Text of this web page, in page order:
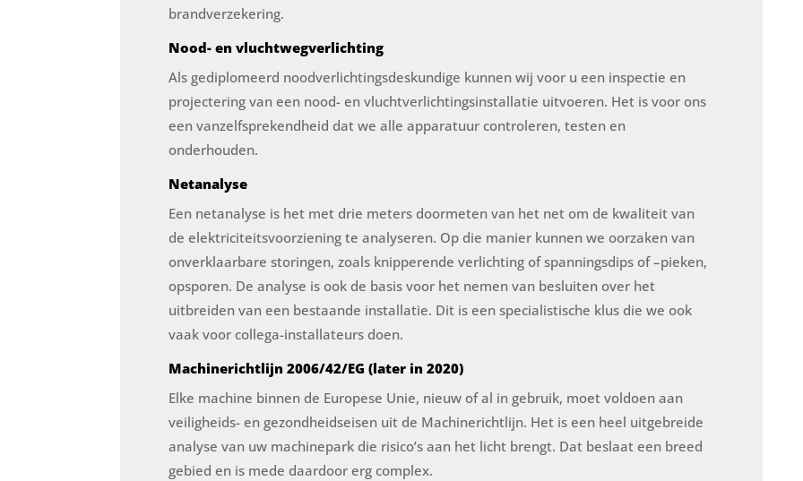
brandverzekering.
Nood- en vluchtwegverlichting
Als gediplomeerd noodverlichtingsdeskundige kunnen wij voor u een inspectie en
projectering van een nood- en vluchtverlichtingsinstallatie uitvoeren. Het is voor ons
een vanzelfsprekendheid dat we alle apparatuur controleren, testen en
onderhouden.
Netanalyse
Een netanalyse is het met drie meters doormeten van het net om de kwaliteit van
de elektriciteitsvoorziening te analyseren. Op die manier kunnen we oorzaken van
onverklaarbare storingen, zoals knipperende verlichting of spanningsdips of –pieken,
opsporen. De analyse is ook de basis voor het nemen van besluiten over het
uitbreiden van een bestaande installatie. Dit is een specialistische klus die we ook
vaak voor collega-installateurs doen.
Machinerichtlijn 2006/42/EG (later in 2020)
Elke machine binnen de Europese Unie, nieuw of al in gebruik, moet voldoen aan
veiligheids- en gezondheidseisen uit de Machinerichtlijn. Het is een heel uitgebreide
analyse van uw machinepark die risico’s aan het licht brengt. Dat beslaat een breed
gebied en is mede daardoor erg complex.